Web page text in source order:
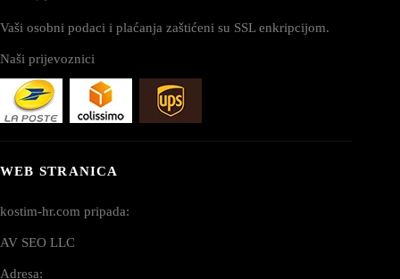
Vaši osobni podaci i plaćanja zaštićeni su SSL enkripcijom.
Naši prijevoznici
WEB STRANICA
kostim-hr.com pripada:
AV SEO LLC
Adresa: